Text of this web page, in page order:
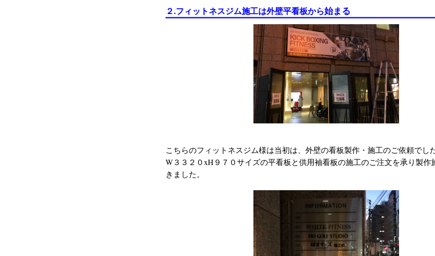
２.フィットネスジム施工は外壁平看板から始まる
こちらのフィットネスジム様は当初は、外壁の看板製作・施工のご依頼でした
W３３２０xH９７０サイズの平看板と供用袖看板の施工のご注文を承り製作
きました。